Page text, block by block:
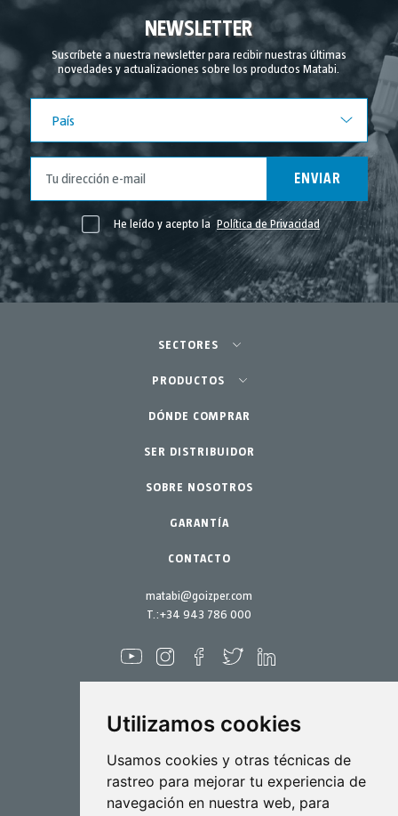
Utilizamos cookies
Usamos cookies y otras técnicas de
rastreo para mejorar tu experiencia de
navegación en nuestra web, para
Agosto 2024
Julio 2024
Junio 2024
Mayo 2024
Abril 2024
Marzo 2024
Febrero 2024
Noviembre 2023
Mayo 2023
Abril 2023
NEWSLETTER
Suscríbete a nuestra newsletter para recibir nuestras últimas
novedades y actualizaciones sobre los productos Matabi.
País
ENVIAR
He leído y acepto la Política de Privacidad
matabi@goizper.com
T.:+34 943 786 000
Pulverización
Biotecnología
SECTORES
Agricultura-Huerta
Huerto urbano-GreenCity
Jardinería profesional
Jardín-Hogar
PRODUCTOS
Pulverizadores
Accesorios
Repuestos
Kits mantenimiento
DÓNDE COMPRAR
SER DISTRIBUIDOR
SOBRE NOSOTROS
GARANTÍA
CONTACTO